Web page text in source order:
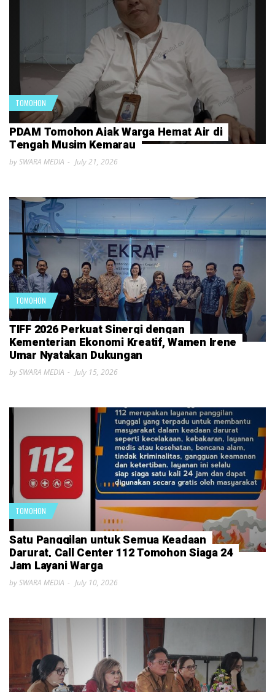
TOMOHON
PDAM Tomohon Ajak Warga Hemat Air di
Tengah Musim Kemarau
by SWARA MEDIA July 21, 2026
TOMOHON
TIFF 2026 Perkuat Sinergi dengan
Kementerian Ekonomi Kreatif, Wamen Irene
Umar Nyatakan Dukungan
by SWARA MEDIA July 15, 2026
TOMOHON
Satu Panggilan untuk Semua Keadaan
Darurat, Call Center 112 Tomohon Siaga 24
Jam Layani Warga
by SWARA MEDIA July 10, 2026